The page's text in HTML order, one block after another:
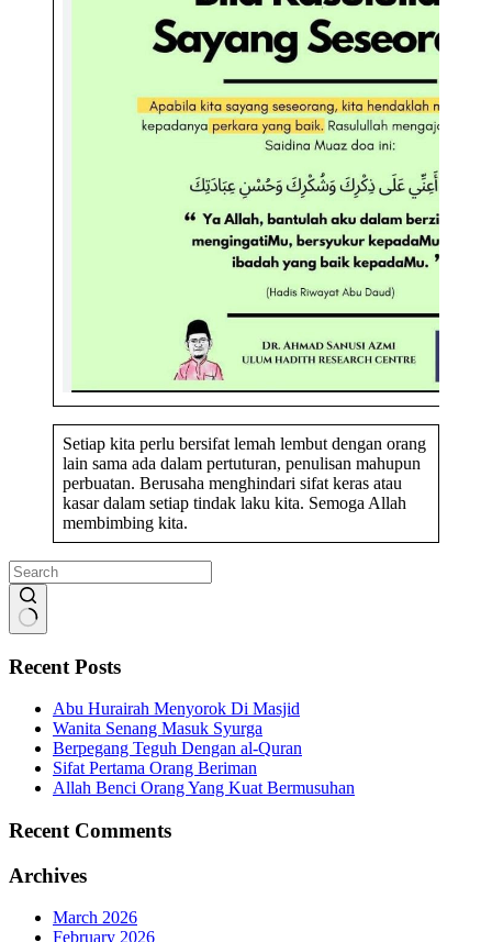
Setiap kita perlu bersifat lemah lembut dengan orang
lain sama ada dalam pertuturan, penulisan mahupun
perbuatan. Berusaha menghindari sifat keras atau
kasar dalam setiap tindak laku kita. Semoga Allah
membimbing kita.
results
Recent Posts
Abu Hurairah Menyorok Di Masjid
Wanita Senang Masuk Syurga
Berpegang Teguh Dengan al-Quran
Sifat Pertama Orang Beriman
Allah Benci Orang Yang Kuat Bermusuhan
Recent Comments
Archives
March 2026
February 2026